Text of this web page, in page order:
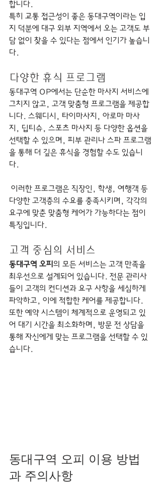
합니다.
특히 교통 접근성이 좋은 동대구역이라는 입
지 덕분에 대구 외부 지역에서 오는 고객도 부
담 없이 찾을 수 있다는 점에서 인기가 높습니
다.
다양한 휴식 프로그램
동대구역 OP에서는 단순한 마사지 서비스에
그치지 않고, 고객 맞춤형 프로그램을 제공합
니다. 스웨디시, 타이마사지, 아로마 마사
지, 딥티슈, 스포츠 마사지 등 다양한 옵션을
선택할 수 있으며, 피부 관리나 스파 프로그램
을 통해 더 깊은 휴식을 경험할 수도 있습니
다.
다양한 고객층의 수요를 충족시키며, 각각의
요구에 맞춘 맞춤형 케어가 가능하다는 점이
특징입니다.
고객 중심의 서비스
동대구역 오피 의 모든 서비스는 고객 만족을
최우선으로 설계되어 있습니다. 전문 관리사
들이 고객의 컨디션과 요구 사항을 세심하게
파악하고, 이에 적합한 케어를 제공합니다.
또한 예약 시스템이 체계적으로 운영되고 있
어 대기 시간을 최소화하며, 방문 전 상담을
통해 자신에게 맞는 프로그램을 선택할 수 있
습니다.
동대구역 오피 이용 방법
과 주의사항